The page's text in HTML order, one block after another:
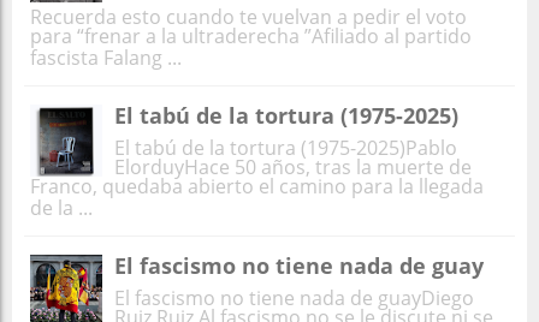
Recuerda esto cuando te vuelvan a pedir el voto
para “frenar a la ultraderecha ”Afiliado al partido
fascista Falang ...
El tabú de la tortura (1975-2025)
El tabú de la tortura (1975-2025)Pablo
ElorduyHace 50 años, tras la muerte de
Franco, quedaba abierto el camino para la llegada
de la ...
El fascismo no tiene nada de guay
El fascismo no tiene nada de guayDiego